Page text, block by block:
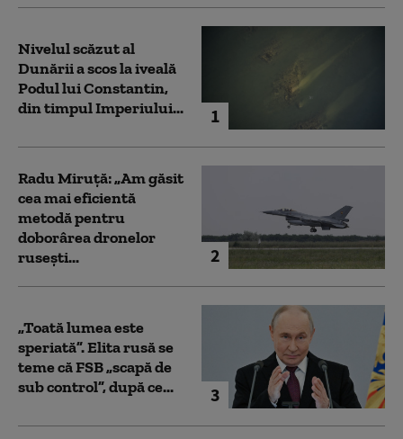
1
Nivelul scăzut al
Dunării a scos la iveală
Podul lui Constantin,
din timpul Imperiului...
2
Radu Miruță: „Am găsit
cea mai eficientă
metodă pentru
doborârea dronelor
rusești...
3
„Toată lumea este
speriată”. Elita rusă se
teme că FSB „scapă de
sub control”, după ce...